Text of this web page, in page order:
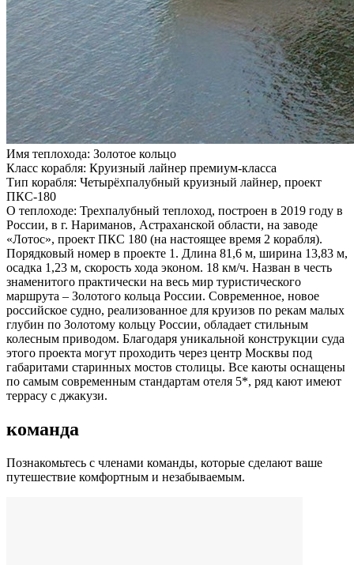
Имя теплохода: Золотое кольцо
Класс корабля: Круизный лайнер премиум-класса
Тип корабля: Четырёхпалубный круизный лайнер, проект
ПКС-180
О теплоходе: Трехпалубный теплоход, построен в 2019 году в
России, в г. Нариманов, Астраханской области, на заводе
«Лотос», проект ПКС 180 (на настоящее время 2 корабля).
Порядковый номер в проекте 1. Длина 81,6 м, ширина 13,83 м,
осадка 1,23 м, скорость хода эконом. 18 км/ч. Назван в честь
знаменитого практически на весь мир туристического
маршрута – Золотого кольца России. Современное, новое
российское судно, реализованное для круизов по рекам малых
глубин по Золотому кольцу России, обладает стильным
колесным приводом. Благодаря уникальной конструкции суда
этого проекта могут проходить через центр Москвы под
габаритами старинных мостов столицы. Все каюты оснащены
по самым современным стандартам отеля 5*, ряд кают имеют
террасу с джакузи.
команда
Познакомьтесь с членами команды, которые сделают ваше
путешествие комфортным и незабываемым.